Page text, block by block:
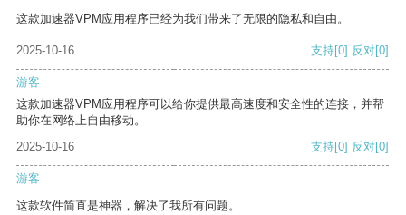
这款加速器VPM应用程序已经为我们带来了无限的隐私和自由。
2025-10-16 支持[0] 反对[0]
游客
这款加速器VPM应用程序可以给你提供最高速度和安全性的连接，并帮
助你在网络上自由移动。
2025-10-16
支持[0] 反对[0]
游客
这款软件简直是神器，解决了我所有问题。